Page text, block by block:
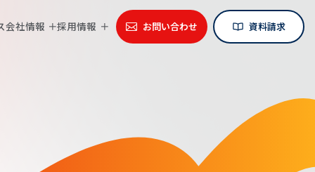
会社情報 採用情報 お問い合わせ 資料請求